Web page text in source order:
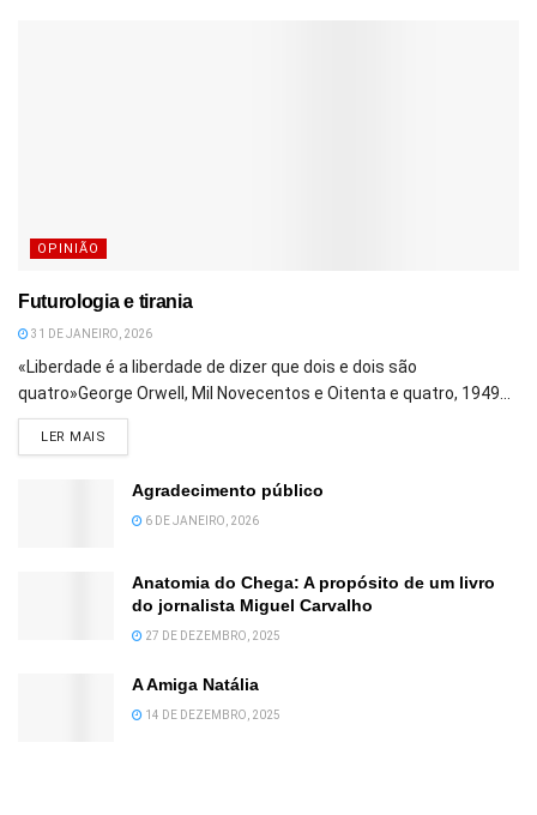
OPINIÃO
Futurologia e tirania
31 DE JANEIRO, 2026
«Liberdade é a liberdade de dizer que dois e dois são
quatro»George Orwell, Mil Novecentos e Oitenta e quatro, 1949...
LER MAIS
Agradecimento público
6 DE JANEIRO, 2026
Anatomia do Chega: A propósito de um livro
do jornalista Miguel Carvalho
27 DE DEZEMBRO, 2025
A Amiga Natália
14 DE DEZEMBRO, 2025